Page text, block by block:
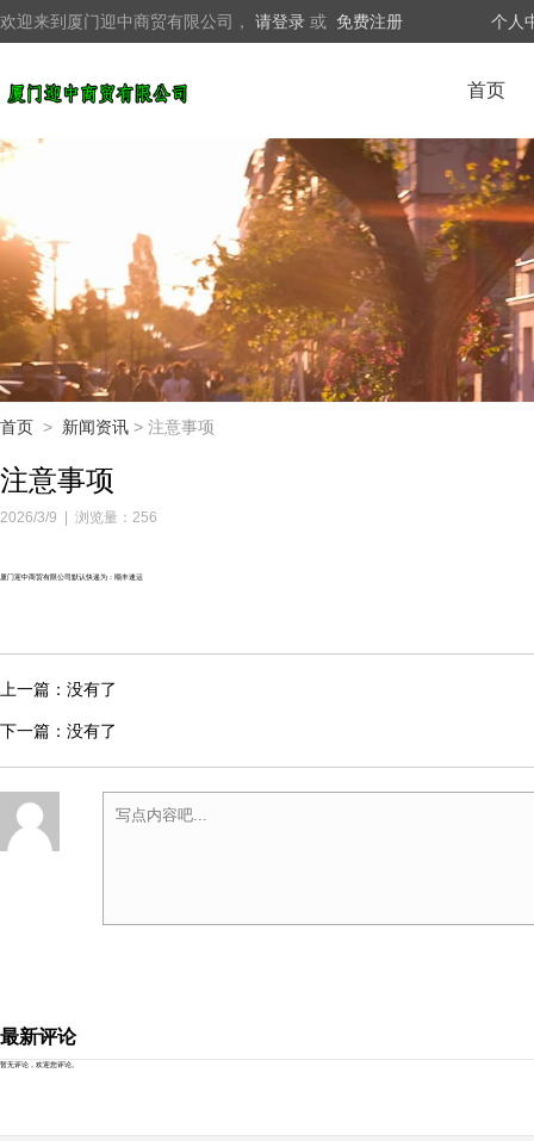
欢迎来到厦门迎中商贸有限公司， 请登录 或 免费注册 个人
首页
首页 > 新闻资讯 > 注意事项
注意事项
2026/3/9 | 浏览量：256
厦门迎中商贸有限公司默认快递为：顺丰速运
上一篇：没有了
下一篇：没有了
最新评论
暂无评论，欢迎您评论。